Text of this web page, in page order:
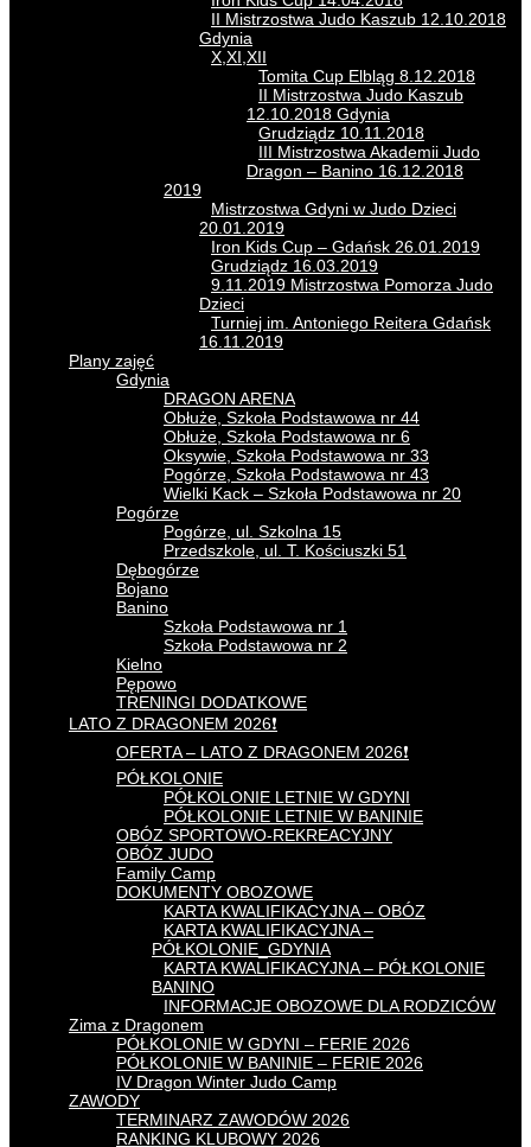
II Mistrzostwa Judo Kaszub 12.10.2018
Gdynia
X,XI,XII
Tomita Cup Elbląg 8.12.2018
II Mistrzostwa Judo Kaszub
12.10.2018 Gdynia
Grudziądz 10.11.2018
III Mistrzostwa Akademii Judo
Dragon – Banino 16.12.2018
2019
Mistrzostwa Gdyni w Judo Dzieci
20.01.2019
Iron Kids Cup – Gdańsk 26.01.2019
Grudziądz 16.03.2019
9.11.2019 Mistrzostwa Pomorza Judo
Dzieci
Turniej im. Antoniego Reitera Gdańsk
16.11.2019
Plany zajęć
Gdynia
DRAGON ARENA
Obłuże, Szkoła Podstawowa nr 44
Obłuże, Szkoła Podstawowa nr 6
Oksywie, Szkoła Podstawowa nr 33
Pogórze, Szkoła Podstawowa nr 43
Wielki Kack – Szkoła Podstawowa nr 20
Pogórze
Pogórze, ul. Szkolna 15
Przedszkole, ul. T. Kościuszki 51
Dębogórze
Bojano
Banino
Szkoła Podstawowa nr 1
Szkoła Podstawowa nr 2
Kielno
Pępowo
TRENINGI DODATKOWE
LATO Z DRAGONEM 2026❗
OFERTA – LATO Z DRAGONEM 2026❗
PÓŁKOLONIE
PÓŁKOLONIE LETNIE W GDYNI
PÓŁKOLONIE LETNIE W BANINIE
OBÓZ SPORTOWO-REKREACYJNY
OBÓZ JUDO
Family Camp
DOKUMENTY OBOZOWE
KARTA KWALIFIKACYJNA – OBÓZ
KARTA KWALIFIKACYJNA –
PÓŁKOLONIE_GDYNIA
KARTA KWALIFIKACYJNA – PÓŁKOLONIE
BANINO
INFORMACJE OBOZOWE DLA RODZICÓW
Zima z Dragonem
PÓŁKOLONIE W GDYNI – FERIE 2026
PÓŁKOLONIE W BANINIE – FERIE 2026
IV Dragon Winter Judo Camp
ZAWODY
TERMINARZ ZAWODÓW 2026
RANKING KLUBOWY 2026